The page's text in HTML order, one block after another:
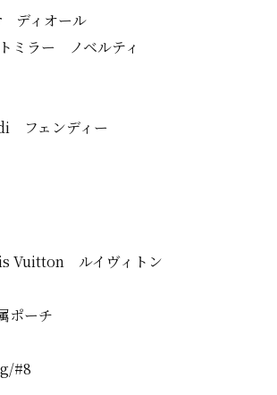
ディオール
ミラー ノベルティ
フェンディー
Vuitton ルイヴィトン
ポーチ
#8